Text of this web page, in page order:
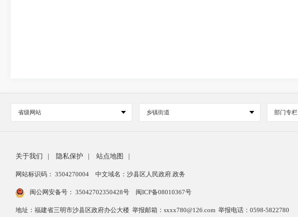
省级网站 乡镇街道 部门专栏
关于我们 隐私保护 站点地图
网站标识码： 3504270004 中文域名：沙县区人民政府.政务
闽公网安备号： 35042702350428号 闽ICP备08010367号
地址：福建省三明市沙县区政府办公大楼 举报邮箱：sxxx780@126.com 举报电话：0598-5822780